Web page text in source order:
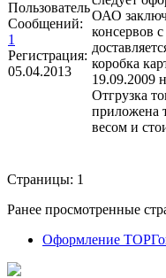
Пользователь
Сообщений:
1
Регистрация:
05.04.2013
ОАО
консервов
коробка
19.09.2009
Отгрузка
приложена
весом и
Страницы: 1
Ранее просмотренные
Оформление